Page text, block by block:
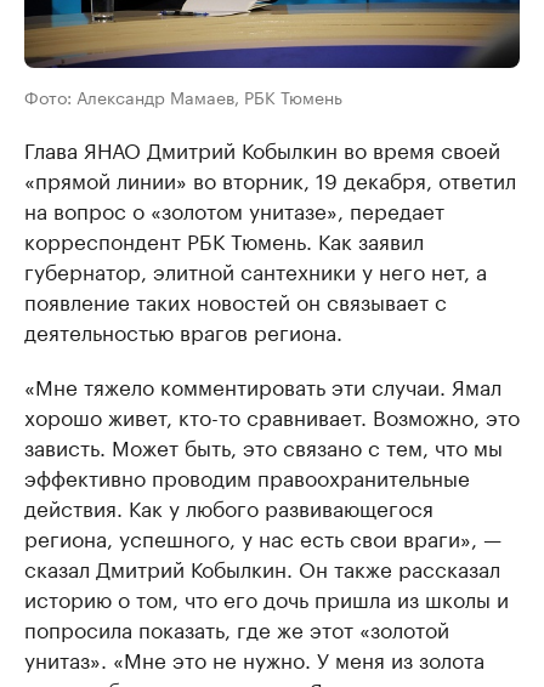
Фото: Александр Мамаев, РБК Тюмень
Глава ЯНАО Дмитрий Кобылкин во время своей
«прямой линии» во вторник, 19 декабря, ответил
на вопрос о «золотом унитазе», передает
корреспондент РБК Тюмень. Как заявил
губернатор, элитной сантехники у него нет, а
появление таких новостей он связывает с
деятельностью врагов региона.
«Мне тяжело комментировать эти случаи. Ямал
хорошо живет, кто-то сравнивает. Возможно, это
зависть. Может быть, это связано с тем, что мы
эффективно проводим правоохранительные
действия. Как у любого развивающегося
региона, успешного, у нас есть свои враги», —
сказал Дмитрий Кобылкин. Он также рассказал
историю о том, что его дочь пришла из школы и
попросила показать, где же этот «золотой
унитаз». «Мне это не нужно. У меня из золота